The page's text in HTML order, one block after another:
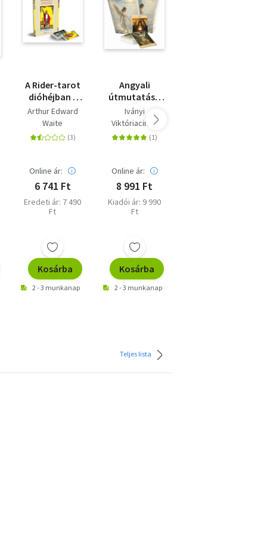
A Rider-tarot
dióhéjban -
Útmutató
könyv és
kártyacsomag
Arthur Edward
Waite
Online ár:
6 741 Ft
Eredeti ár: 7 490
Ft
Kosárba
2 - 3 munkanap
Angyali
útmutatás -
könyv és
jóskártya
Iványi
Viktóriacintia
Online ár:
8 991 Ft
Kiadói ár: 9 990
Ft
Kosárba
2 - 3 munkanap
Teljes lista